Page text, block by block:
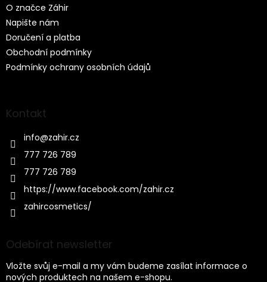
O značce Záhir
Napište nám
Doručení a platba
Obchodní podmínky
Podmínky ochrany osobních údajů
Kontakt
info@zahir.cz
777 726 789
777 726 789
https://www.facebook.com/zahir.cz
zahircosmetics/
Odebírat newsletter
Vložte svůj e-mail a my vám budeme zasílat informace o
nových produktech na našem e-shopu.